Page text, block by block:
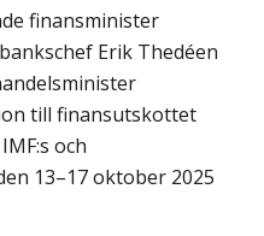
finansminister
Erik Thedéen
till finansutskottet
och
13–17 oktober 2025